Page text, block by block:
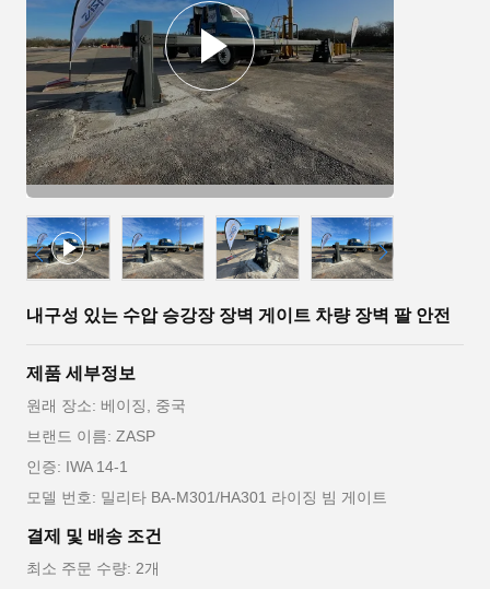
내구성 있는 수압 승강장 장벽 게이트 차량 장벽 팔 안전
제품 세부정보
원래 장소: 베이징, 중국
브랜드 이름: ZASP
인증: IWA 14-1
모델 번호: 밀리타 BA-M301/HA301 라이징 빔 게이트
결제 및 배송 조건
최소 주문 수량: 2개